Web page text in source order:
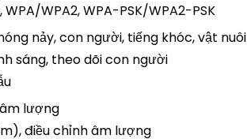
WPA2, WPA-PSK/WPA2-PSK
nảy, con người, tiếng khóc, vật nuôi
sáng, theo dõi con người
lượng
điều chỉnh âm lượng